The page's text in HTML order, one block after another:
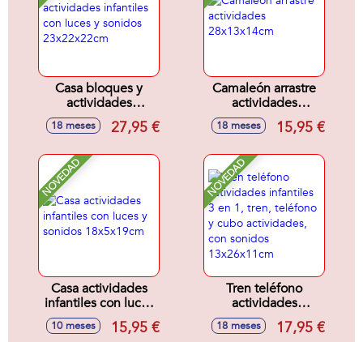
Casa bloques y
actividades
infantiles con luces
y sonidos
18 meses 27,95 €
Camaleón arrastre
actividades
28x13x14cm
18 meses 15,95 €
NOVEDAD
Casa actividades
infantiles con luces
y sonidos
18x5x19cm
10 meses 15,95 €
NOVEDAD
Tren teléfono
actividades
infantiles 3 en 1,
tren, teléfono y
18 meses 17,95 €